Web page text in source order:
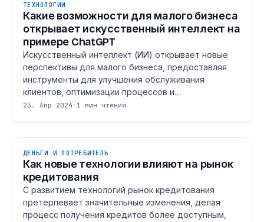
ТЕХНОЛОГИИ
Какие возможности для малого бизнеса
открывает искусственный интеллект на
примере ChatGPT
Искусственный интеллект (ИИ) открывает новые
перспективы для малого бизнеса, предоставляя
инструменты для улучшения обслуживания
клиентов, оптимизации процессов и…
23. Апр 2024 · 1 мин чтения
ДЕНЬГИ И ПОТРЕБИТЕЛЬ
Как новые технологии влияют на рынок
кредитования
С развитием технологий рынок кредитования
претерпевает значительные изменения, делая
процесс получения кредитов более доступным,